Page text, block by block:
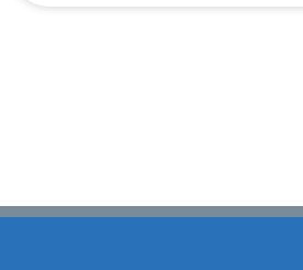
Darbe akım şalteri